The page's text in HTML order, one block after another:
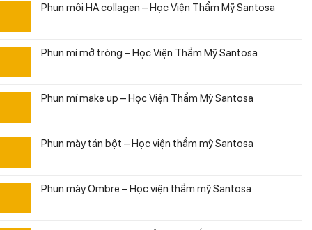
Phun môi HA collagen – Học Viện Thẩm Mỹ Santosa
Phun mí mở tròng – Học Viện Thẩm Mỹ Santosa
Phun mí make up – Học Viện Thẩm Mỹ Santosa
Phun mày tán bột – Học viện thẩm mỹ Santosa
Phun mày Ombre – Học viện thẩm mỹ Santosa